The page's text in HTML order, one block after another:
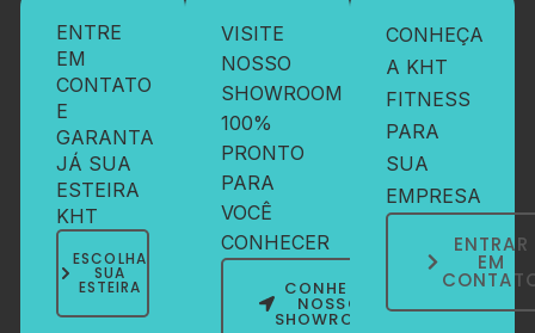
ENTRE
EM
CONTATO
E
GARANTA
JÁ SUA
ESTEIRA
KHT
ESCOLHA
SUA
ESTEIRA
VISITE
NOSSO
SHOWROOM
100%
PRONTO
PARA
VOCÊ
CONHECER
CONHEÇA
NOSSO
SHOWROOM
CONHEÇA
A KHT
FITNESS
PARA
SUA
EMPRESA
ENTRAR
EM